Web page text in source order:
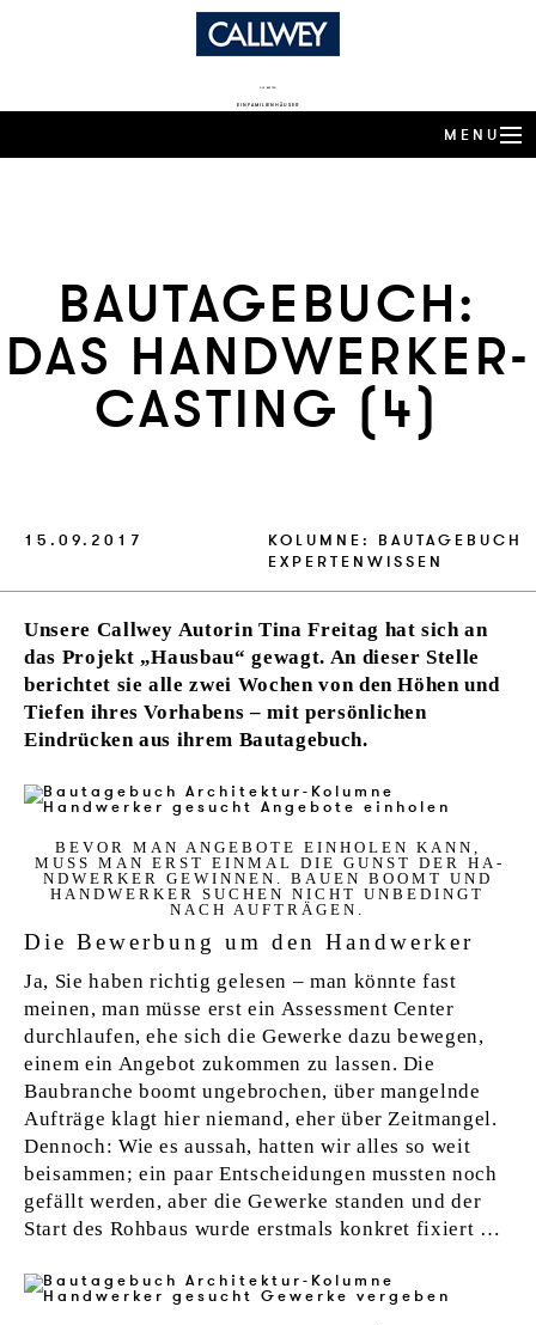
DIE BESTEN
EINFAMILIENHÄUSER
MENU
ARCHITEKTEN-PROFILE
PRODUKTTRENDS
HÄUSER DES JAHRES
BAU­TAGE­BUCH:
DAS HA­ND­WERKER-
CA­STING (4)
15.09.2017
KOLUMNE: BAUTAGEBUCH
EXPERTENWISSEN
Unsere Callwey Autorin Tina Freitag hat sich an
das Projekt „Hausbau“ gewagt. An dieser Stelle
berichtet sie alle zwei Wochen von den Höhen und
Tiefen ihres Vorhabens – mit persönlichen
Eindrücken aus ihrem Bautagebuch.
BE­VOR MAN AN­GE­BO­TE EIN­HO­LEN KANN,
MUSS MAN ERST EINM­AL DIE GUNST DER HA­
ND­WERKER GE­WIN­NEN. BAU­EN BOOMT UND
HA­ND­WERKER SU­CHEN NICHT UN­BE­DINGT
NACH AUF­TRÄGEN.
Die Bewerbung um den Handwerker
Ja, Sie haben richtig gelesen – man könnte fast
meinen, man müsse erst ein Assessment Center
durchlaufen, ehe sich die Gewerke dazu bewegen,
einem ein Angebot zukommen zu lassen. Die
Baubranche boomt ungebrochen, über mangelnde
Aufträge klagt hier niemand, eher über Zeitmangel.
Dennoch: Wie es aussah, hatten wir alles so weit
beisammen; ein paar Entscheidungen mussten noch
gefällt werden, aber die Gewerke standen und der
Start des Rohbaus wurde erstmals konkret fixiert …